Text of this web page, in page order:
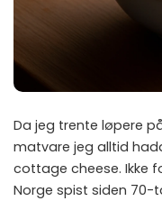
Da jeg trente løpere
matvare jeg alltid
cottage cheese. Ikke
Norge spist siden 70-